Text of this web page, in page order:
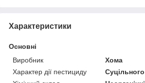
Характеристики
Основні
Виробник
Хома
Характер дії пестициду
Суцільного